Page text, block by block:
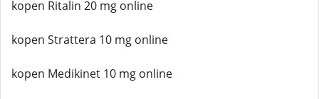
kopen Ritalin 20 mg online
kopen Strattera 10 mg online
kopen Medikinet 10 mg online